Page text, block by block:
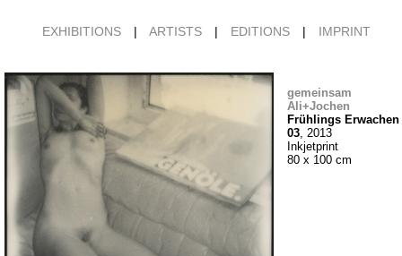
EXHIBITIONS | ARTISTS | EDITIONS | IMPRINT
gemeinsam
Ali+Jochen
Frühlings Erwachen
03, 2013
Inkjetprint
80 x 100 cm